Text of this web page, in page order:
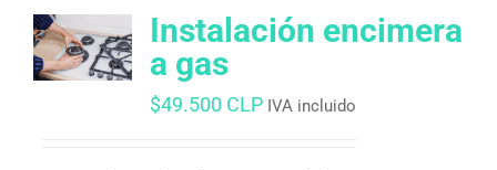
Instalación encimera
a gas
$49.500 CLP IVA incluido